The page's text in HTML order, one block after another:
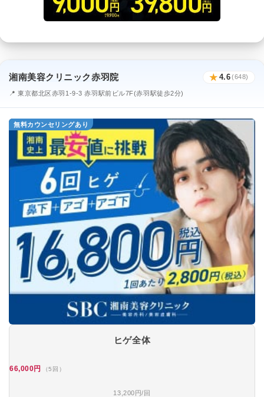
湘南美容クリニック赤羽院 ★ 4.6(648)
📍 東京都北区赤羽1-9-3 赤羽駅前ビル7F(赤羽駅徒歩2分)
無料カウンセリングあり
ヒゲ全体
66,000円 （5回）
13,200円/回